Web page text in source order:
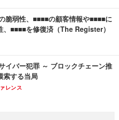
脆弱性、■■■■の顧客情報や■■■■に
、■■■■を修復済（The Register）
イバー犯罪 ～ ブロックチェーン推
索する当局
レンス